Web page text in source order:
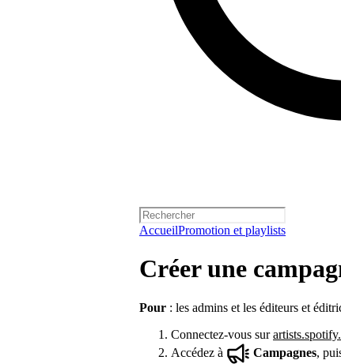
AccueilPromotion et playlists
Créer une
Pour : les admins et les éditeurs et
Connectez-vous sur
Accédez à
Campagnes,